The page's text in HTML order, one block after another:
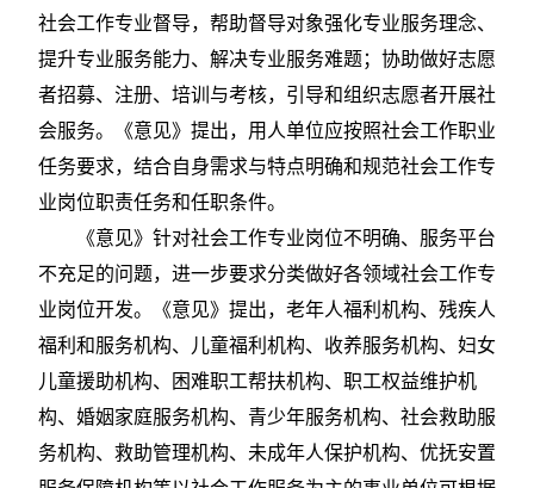
社会工作专业督导，帮助督导对象强化专业服务理念、
提升专业服务能力、解决专业服务难题；协助做好志愿
者招募、注册、培训与考核，引导和组织志愿者开展社
会服务。《意见》提出，用人单位应按照社会工作职业
任务要求，结合自身需求与特点明确和规范社会工作专
业岗位职责任务和任职条件。
《意见》针对社会工作专业岗位不明确、服务平台
不充足的问题，进一步要求分类做好各领域社会工作专
业岗位开发。《意见》提出，老年人福利机构、残疾人
福利和服务机构、儿童福利机构、收养服务机构、妇女
儿童援助机构、困难职工帮扶机构、职工权益维护机
构、婚姻家庭服务机构、青少年服务机构、社会救助服
务机构、救助管理机构、未成年人保护机构、优抚安置